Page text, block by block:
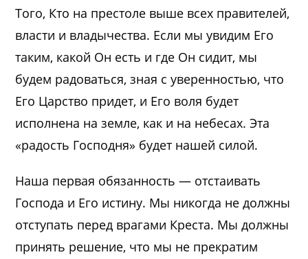
Того, Кто на престоле выше всех правителей,
власти и владычества. Если мы увидим Его
таким, какой Он есть и где Он сидит, мы
будем радоваться, зная с уверенностью, что
Его Царство придет, и Его воля будет
исполнена на земле, как и на небесах. Эта
«радость Господня» будет нашей силой.
Наша первая обязанность — отстаивать
Господа и Его истину. Мы никогда не должны
отступать перед врагами Креста. Мы должны
принять решение, что мы не прекратим